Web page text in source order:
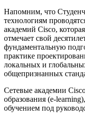
Напомним, что
технологиям
академий Cisco,
отмечает свой
фундаментальную
практике
локальных и
общепризнанных
Сетевые академии
образования (e-
обучением под